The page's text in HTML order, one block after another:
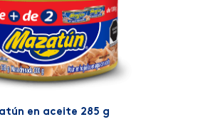
en aceite 285 g